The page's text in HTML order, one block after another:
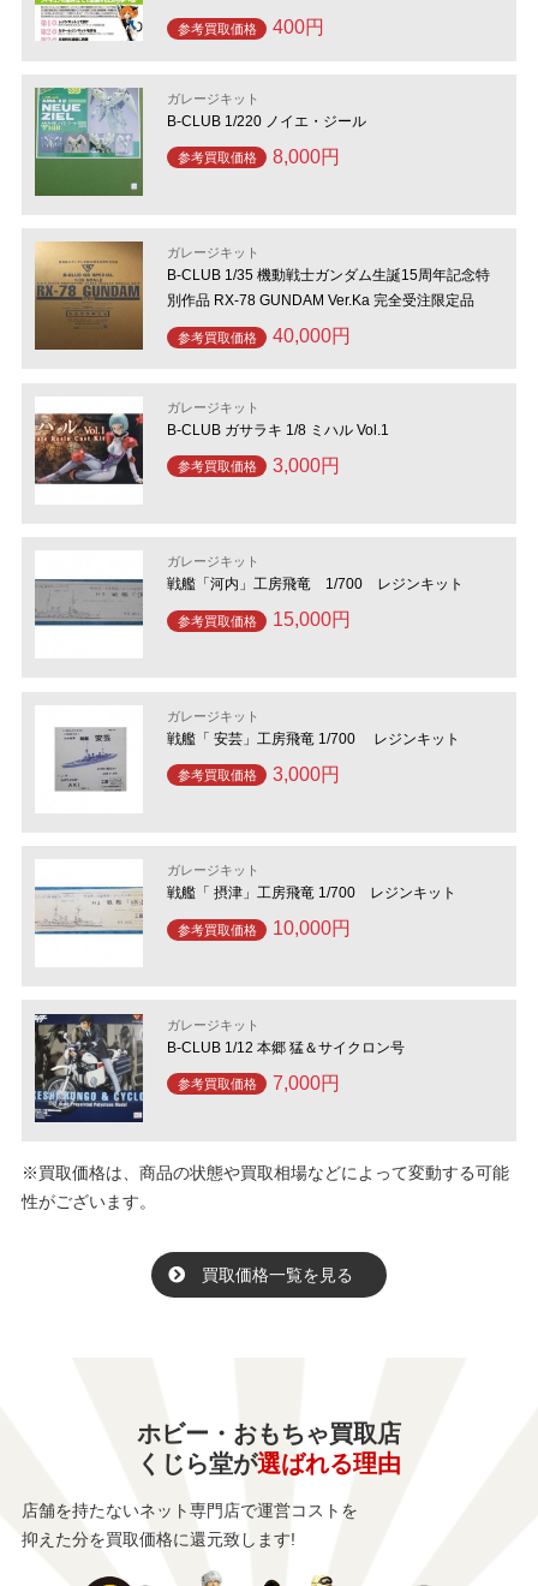
参考買取価格 400円
ガレージキット
B-CLUB 1/220 ノイエ・ジール
参考買取価格 8,000円
ガレージキット
B-CLUB 1/35 機動戦士ガンダム生誕15周年記念特
別作品 RX-78 GUNDAM Ver.Ka 完全受注限定品
参考買取価格 40,000円
ガレージキット
B-CLUB ガサラキ 1/8 ミハル Vol.1
参考買取価格 3,000円
ガレージキット
戦艦「河内」工房飛竜 1/700 レジンキット
参考買取価格 15,000円
ガレージキット
戦艦「 安芸」工房飛竜 1/700 レジンキット
参考買取価格 3,000円
ガレージキット
戦艦「 摂津」工房飛竜 1/700 レジンキット
参考買取価格 10,000円
ガレージキット
B-CLUB 1/12 本郷 猛＆サイクロン号
参考買取価格 7,000円
※買取価格は、商品の状態や買取相場などによって変動する可能
性がございます。
買取価格一覧を見る
ホビー・おもちゃ買取店
くじら堂が選ばれる理由
店舗を持たないネット専門店で運営コストを
抑えた分を買取価格に還元致します!